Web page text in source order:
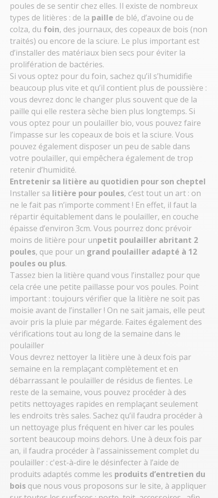
poules de se sentir chez elles. Il existe de nombreux
types de litières : de la paille de blé, d’avoine ou de
colza, du foin, des journaux, des copeaux de bois (non
traités) ou encore de la sciure. Le plus important est
d’installer des matériaux bien secs pour éviter la
prolifération de bactéries.
Si vous optez pour du foin, sachez qu’il s’humidifie
beaucoup plus vite et qu’il contient plus de poussière :
vous devrez donc le changer plus souvent que de la
paille qui elle restera sèche bien plus longtemps. Si
vous optez pour un poulailler bio, vous pouvez faire
l’impasse sur les copeaux de bois et la sciure. Vous
pouvez également disposer un peu de sable dans
votre poulailler, qui empêchera également de trop
retenir d’humidité.
Entretenir sa litière au quotidien pour son cheptel
Installer sa litière pour poules, c’est tout un art : on
ne le fait pas n’importe comment ! En effet, il faut la
répartir équitablement dans le poulailler, en couche
épaisse d’environ 3cm. Vous pourrez donc prévoir
moins de litière pour unpetit poulailler abritant 2
poules, que pour un grand poulailler adapté à 12
poules ou plus.
Tassez bien la litière quand vous l’installez pour que
cela crée une petite paillasse pour vos poules. Point
important : toujours vérifier que la litière ne soit pas
moisie avant de l’installer ! On ne sait jamais, elle peut
avoir pris la pluie par mégarde. Faites également des
vérifications tout au long de la semaine dans le
poulailler
Vous devrez nettoyer la litière une à deux fois par
semaine en la remplaçant complètement et en
débarrassant le poulailler de résidus de fientes. Le
reste de la semaine, vous pouvez procéder à des
petits nettoyages rapides en remplaçant seulement
les endroits très sales. Sachez qu’il faudra procéder à
un nettoyage plus fréquent en hiver car les poules
sortent beaucoup moins dehors. Une à deux fois par
an, il faudra procéder à l'assainissement complet du
poulailler : c'est-à-dire le désinfecter à l’aide de
produits adaptés comme les produits d’entretien du
bois que nous vous proposons sur le site, à appliquer